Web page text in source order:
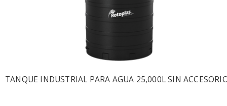
TANQUE INDUSTRIAL PARA AGUA 25,000L SIN